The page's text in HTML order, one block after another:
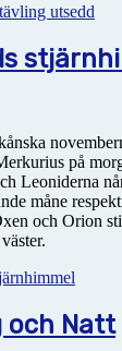
utsedd
på
Leoniderna
måne
och Orion
och Natt